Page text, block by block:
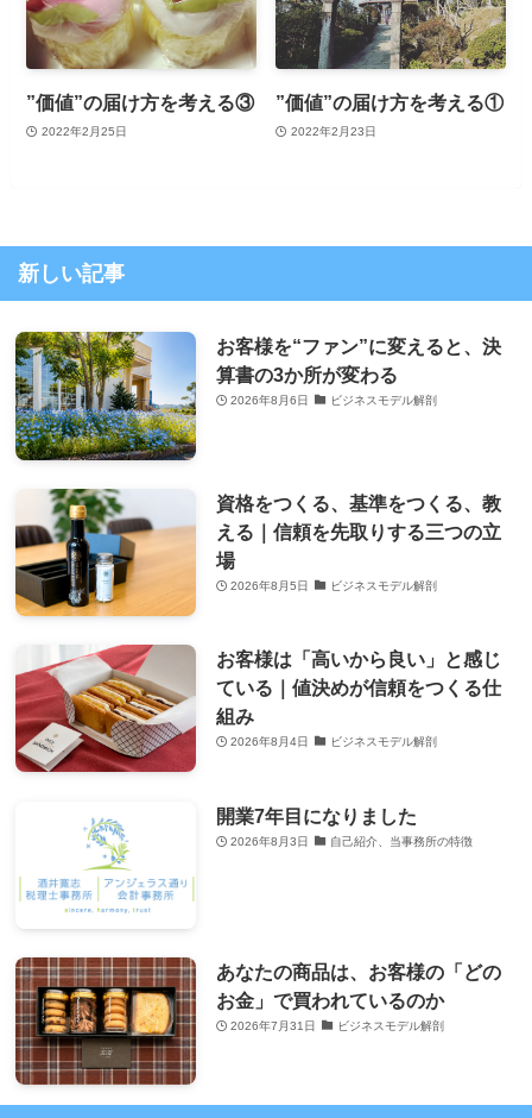
”価値”の届け方を考える③
2022年2月25日
”価値”の届け方を考える①
2022年2月23日
新しい記事
お客様を“ファン”に変えると、決
算書の3か所が変わる
2026年8月6日 ビジネスモデル解剖
資格をつくる、基準をつくる、教
える｜信頼を先取りする三つの立
場
2026年8月5日 ビジネスモデル解剖
お客様は「高いから良い」と感じ
ている｜値決めが信頼をつくる仕
組み
2026年8月4日 ビジネスモデル解剖
開業7年目になりました
2026年8月3日 自己紹介、当事務所の特徴
あなたの商品は、お客様の「どの
お金」で買われているのか
2026年7月31日 ビジネスモデル解剖